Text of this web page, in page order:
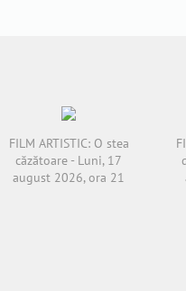
FILM ARTISTIC: O stea
căzătoare - Luni, 17
august 2026, ora 21